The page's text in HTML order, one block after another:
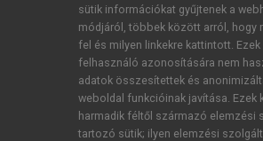
Tematikus összeállítás •
Tudományos és
megközelítéseket integráló
építészetben • Viewpoints
Scientific and Creativ-Artistic
sütik információkat gyűjtenek a
módjáról, többek között arról, hogy
fel és milyen linkekre kattintott.
felhasználó azonosítására nem
adatok összesítettek és
weboldal funkcióinak javítása. Ezek
harmadik féltől származó elemzési
tartozó sütik; ilyen elemzési